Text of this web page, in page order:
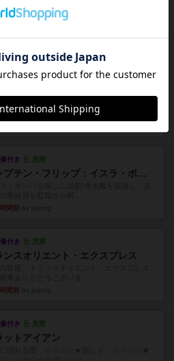
ムズ・アット・ナイト
レンス女王は、忠実な臣民を称えるための
付き 充実
ットアイアン
に限定された、エンジンビルド系のシステ
だ企業ボードに街で...
付き 充実
キャプテン・フリップ：イスラ・ボンバ
間前
付き 充実
ンスオリエント・エクスプレス
間前
付き 充実
ットアイアン